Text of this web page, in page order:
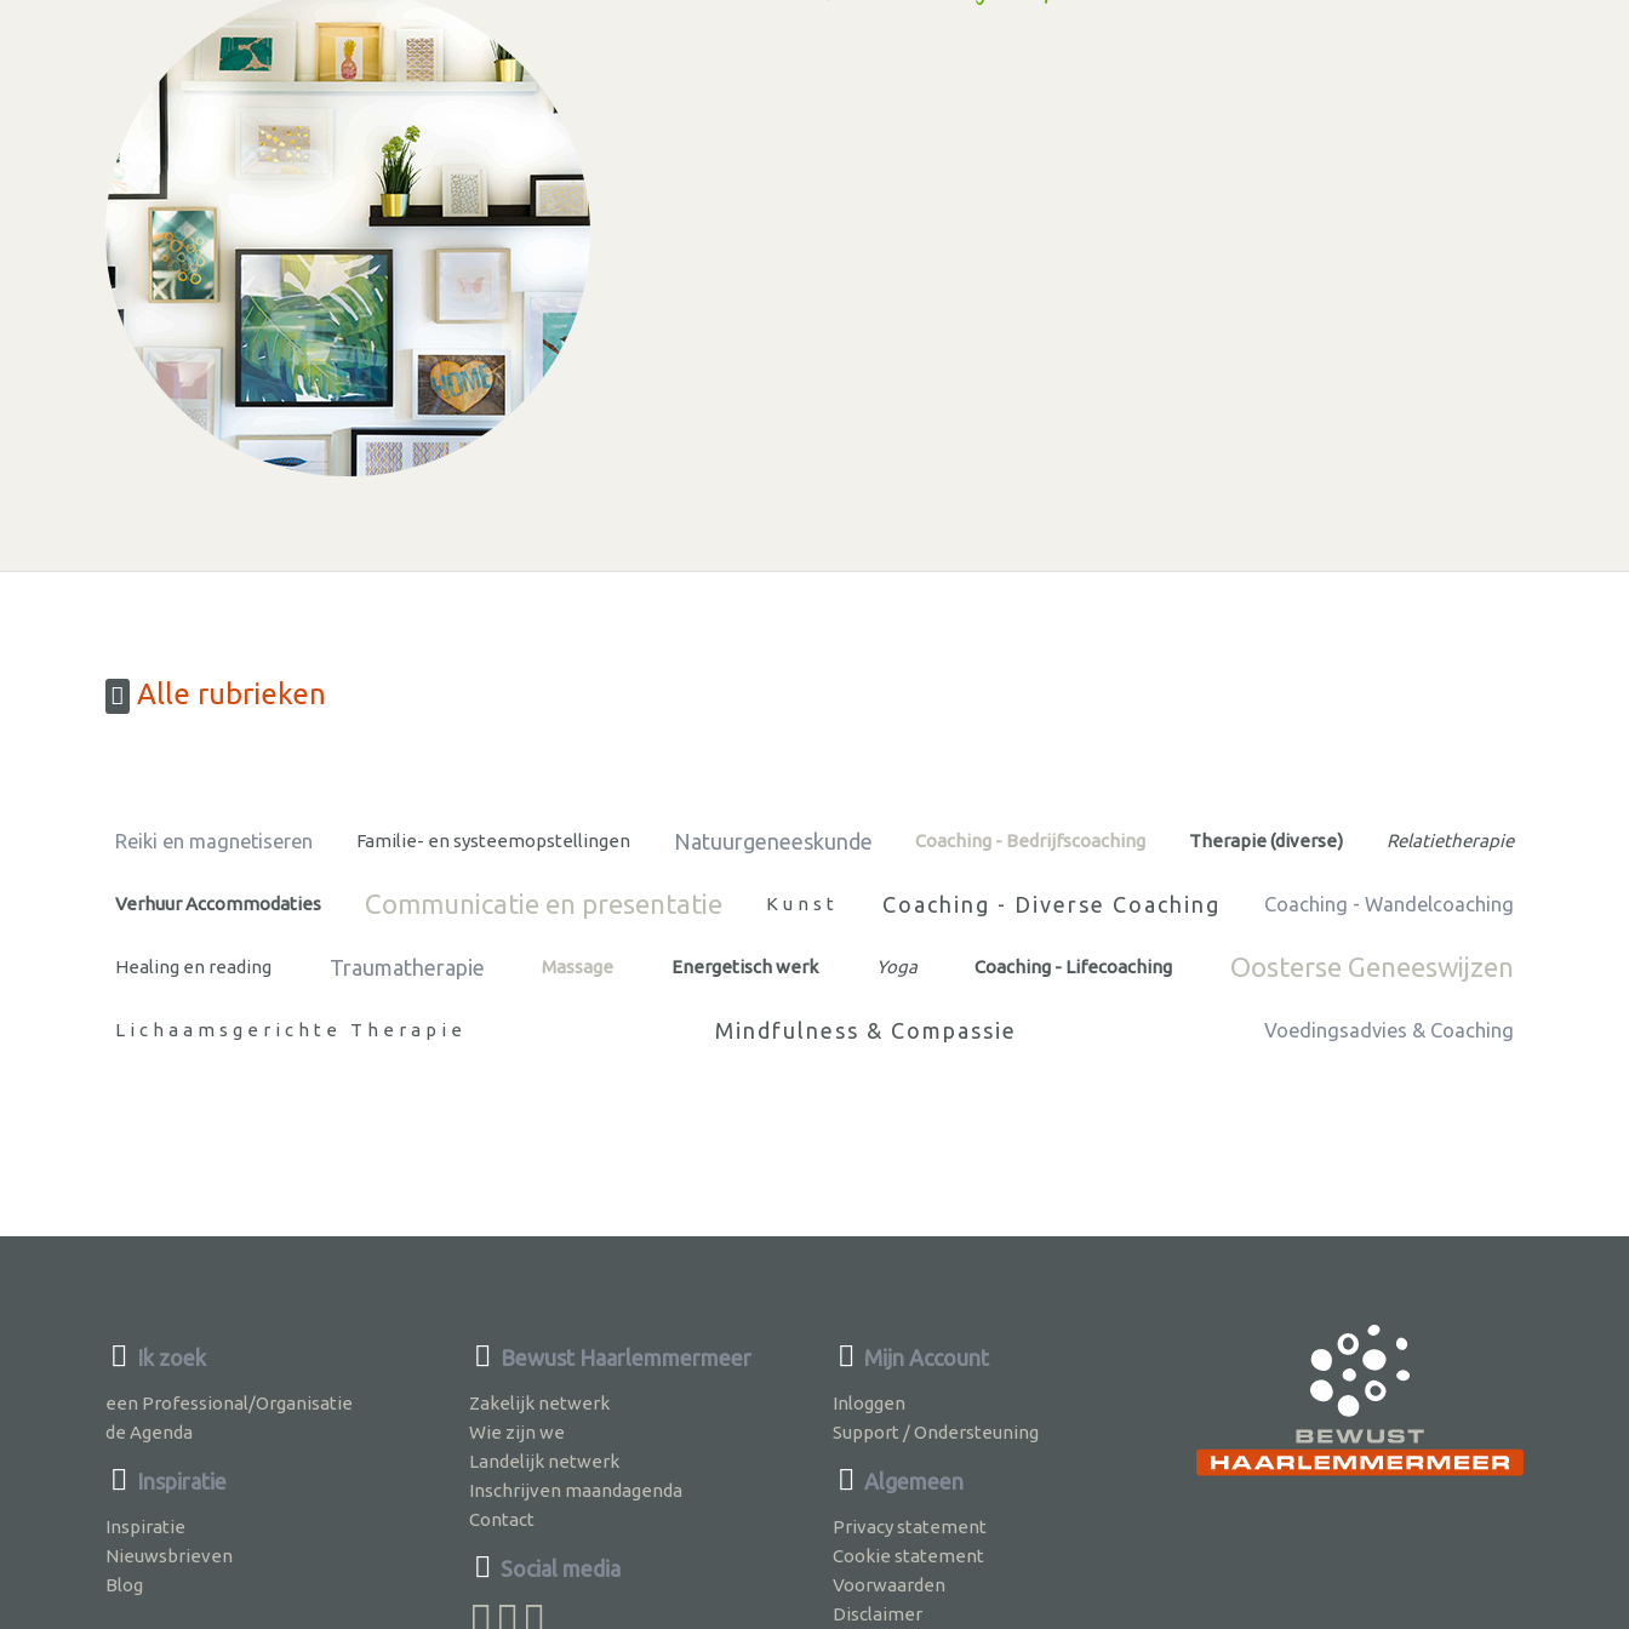
Alle rubrieken
Reiki en magnetiseren Familie- en systeemopstellingen Natuurgeneeskunde Coaching - Bedrijfscoaching Therapie (diverse) Relatietherapie
Verhuur Accommodaties Communicatie en presentatie Kunst Coaching - Diverse Coaching Coaching - Wandelcoaching
Healing en reading Traumatherapie Massage Energetisch werk Yoga Coaching - Lifecoaching Oosterse Geneeswijzen
Lichaamsgerichte Therapie Mindfulness & Compassie Voedingsadvies & Coaching
Ik zoek
een Professional/Organisatie
de Agenda
Inspiratie
Inspiratie
Nieuwsbrieven
Blog
Bewust Haarlemmermeer
Zakelijk netwerk
Wie zijn we
Landelijk netwerk
Inschrijven maandagenda
Contact
Social media
Mijn Account
Inloggen
Support / Ondersteuning
Algemeen
Privacy statement
Cookie statement
Voorwaarden
Disclaimer